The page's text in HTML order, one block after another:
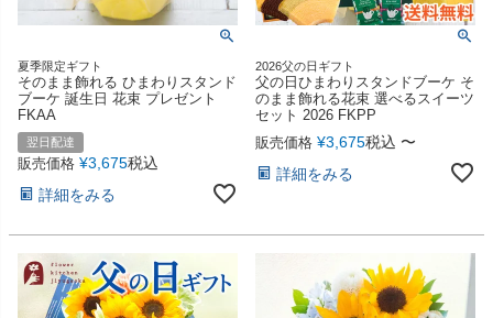
夏季限定ギフト
そのまま飾れる ひまわりスタンド
ブーケ 誕生日 花束 プレゼント
FKAA
翌日配達
販売価格 ¥3,675税込
詳細をみる
2026父の日ギフト
父の日ひまわりスタンドブーケ そ
のまま飾れる花束 選べるスイーツ
セット 2026 FKPP
販売価格 ¥3,675税込 〜
詳細をみる